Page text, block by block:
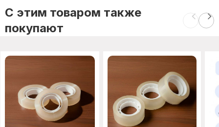
C этим товаром также
покупают